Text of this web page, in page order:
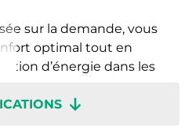
sur la demande, vous
optimal tout en
d’énergie dans les
RCX dispose d’une